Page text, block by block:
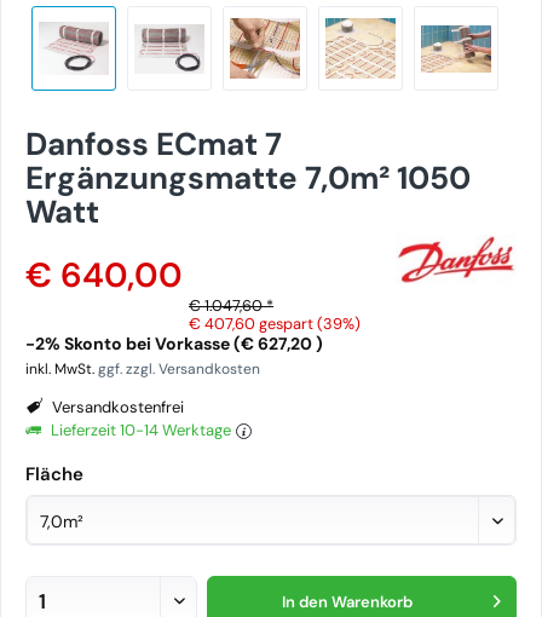
Danfoss ECmat 7
Ergänzungsmatte 7,0m² 1050
Watt
€ 640,00
€ 1.047,60 *
€ 407,60gespart (39%)
-2% Skonto bei Vorkasse (€ 627,20 )
inkl. MwSt.ggf. zzgl. Versandkosten
Versandkostenfrei
Lieferzeit 10-14 Werktage
Fläche
In den Warenkorb